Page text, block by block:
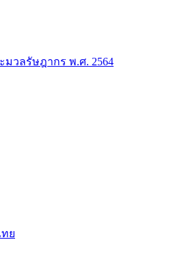
วลรัษฎากร พ.ศ. 2564
ย